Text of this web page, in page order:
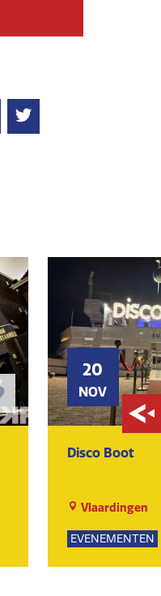
20
NOV
Disco Boot
Vlaardingen
EVENEMENTEN
DANSEN